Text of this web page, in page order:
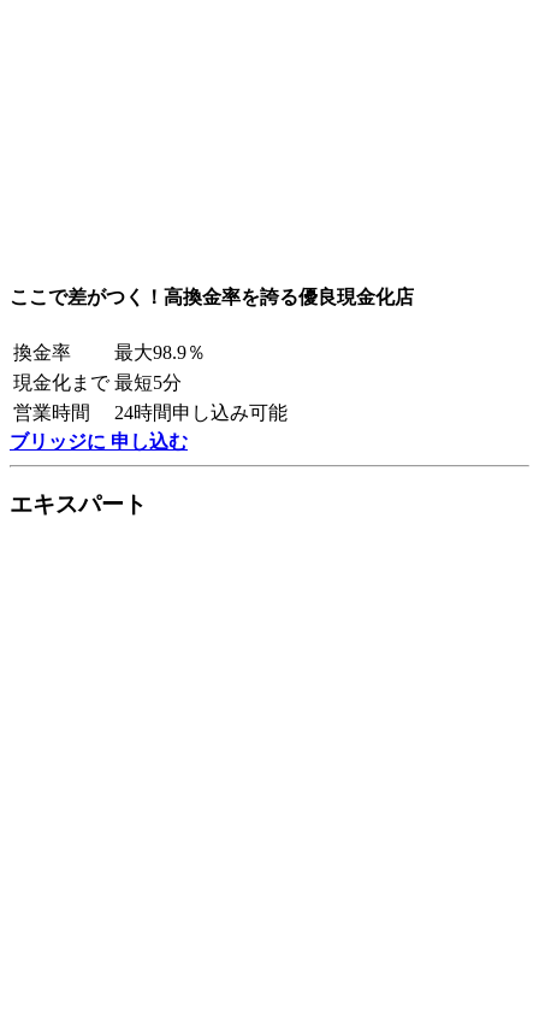
ここで差がつく！高換金率を誇る優良現金化店
換金率
最大98.9％
現金化まで 最短5分
営業時間
24時間申し込み可能
ブリッジに 申し込む
エキスパート